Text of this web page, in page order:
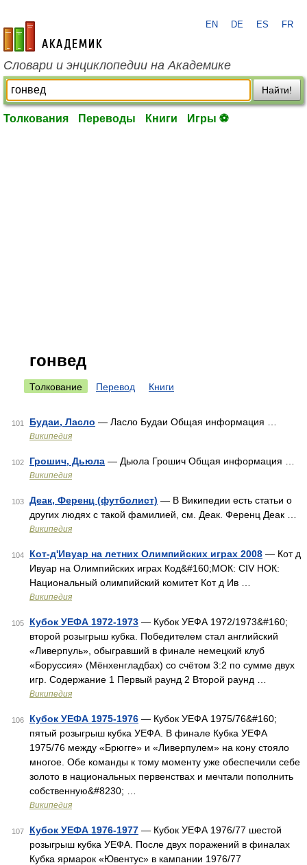
academic.ru
EN DE ES FR
Словари и энциклопедии на Академике
Найти!
Толкования Переводы Книги Игры ⚽
гонвед
Толкование Перевод Книги
101 Будаи, Ласло — Ласло Будаи Общая информация …
Википедия
102 Грошич, Дьюла — Дьюла Грошич Общая информация …
Википедия
103 Деак, Ференц (футболист) — В Википедии есть статьи о
других людях с такой фамилией, см. Деак. Ференц Деак …
Википедия
104 Кот-д'Ивуар на летних Олимпийских играх 2008 — Кот д
Ивуар на Олимпийских играх Код&#160;МОК: CIV НОК:
Национальный олимпийский комитет Кот д Ив …
Википедия
105 Кубок УЕФА 1972-1973 — Кубок УЕФА 1972/1973&#160;
второй розыгрыш кубка. Победителем стал английский
«Ливерпуль», обыгравший в финале немецкий клуб
«Боруссия» (Мёнхенгладбах) со счётом 3:2 по сумме двух
игр. Содержание 1 Первый раунд 2 Второй раунд …
Википедия
106 Кубок УЕФА 1975-1976 — Кубок УЕФА 1975/76&#160;
пятый розыгрыш кубка УЕФА. В финале Кубка УЕФА
1975/76 между «Брюгге» и «Ливерпулем» на кону стояло
многое. Обе команды к тому моменту уже обеспечили себе
золото в национальных первенствах и мечтали пополнить
собственную&#8230; …
Википедия
107 Кубок УЕФА 1976-1977 — Кубок УЕФА 1976/77 шестой
розыгрыш кубка УЕФА. После двух поражений в финалах
Кубка ярмарок «Ювентус» в кампании 1976/77